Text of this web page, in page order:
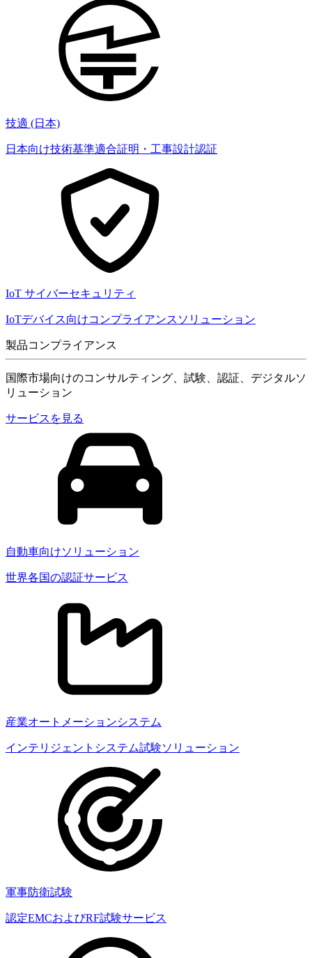
技適 (日本)
日本向け技術基準適合証明・工事設計認証
IoT サイバーセキュリティ
IoTデバイス向けコンプライアンスソリューション
製品コンプライアンス
国際市場向けのコンサルティング、試験、認証、デジタルソ
リューション
サービスを見る
自動車向けソリューション
世界各国の認証サービス
産業オートメーションシステム
インテリジェントシステム試験ソリューション
軍事防衛試験
認定EMCおよびRF試験サービス